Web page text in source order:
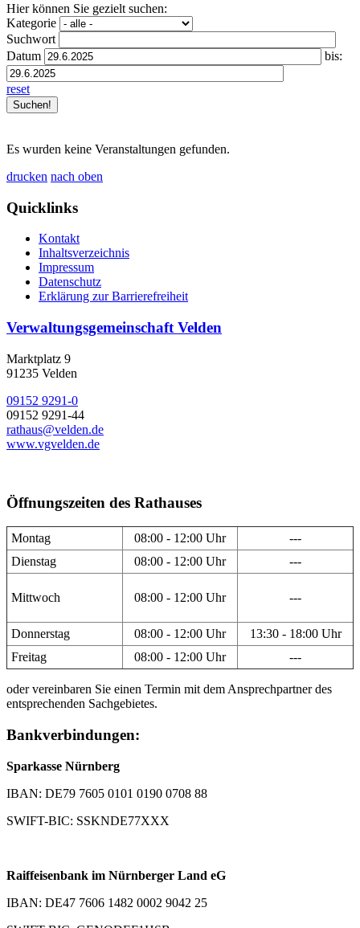
Hier können Sie gezielt suchen:
Kategorie
Suchwort
Datum
bis:
reset
Es wurden keine Veranstaltungen gefunden.
drucken nach oben
Quicklinks
Kontakt
Inhaltsverzeichnis
Impressum
Datenschutz
Erklärung zur Barrierefreiheit
Verwaltungsgemeinschaft Velden
Marktplatz 9
91235 Velden
09152 9291-0
09152 9291-44
rathaus@velden.de
www.vgvelden.de
Öffnungszeiten des Rathauses
Montag 08:00 - 12:00 Uhr
---
Dienstag
08:00 - 12:00 Uhr ---
Mittwoch 08:00 - 12:00 Uhr ---
Donnerstag 08:00 - 12:00 Uhr
13:30 - 18:00 Uhr
Freitag
08:00 - 12:00 Uhr ---
oder vereinbaren Sie einen Termin mit dem Ansprechpartner des
entsprechenden Sachgebietes.
Bankverbindungen:
Sparkasse Nürnberg
IBAN: DE79 7605 0101 0190 0708 88
SWIFT-BIC: SSKNDE77XXX
Raiffeisenbank im Nürnberger Land eG
IBAN: DE47 7606 1482 0002 9042 25